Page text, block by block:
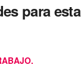
para esta